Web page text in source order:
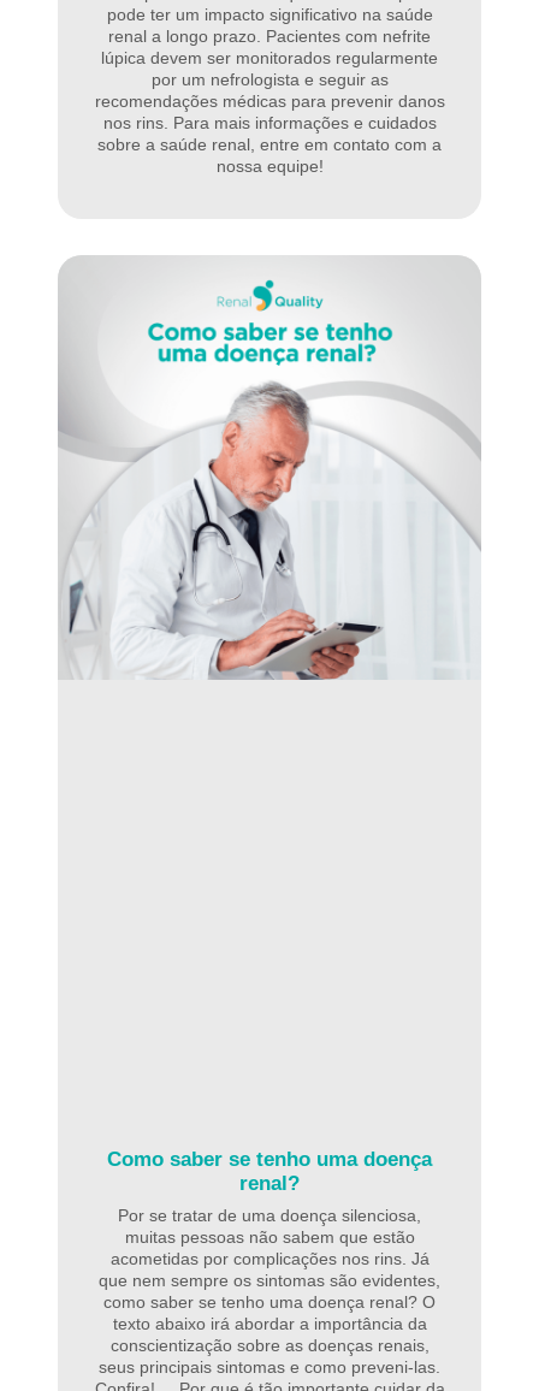
pode ter um impacto significativo na saúde
renal a longo prazo. Pacientes com nefrite
lúpica devem ser monitorados regularmente
por um nefrologista e seguir as
recomendações médicas para prevenir danos
nos rins. Para mais informações e cuidados
sobre a saúde renal, entre em contato com a
nossa equipe!
Como saber se tenho uma doença
renal?
Por se tratar de uma doença silenciosa,
muitas pessoas não sabem que estão
acometidas por complicações nos rins. Já
que nem sempre os sintomas são evidentes,
como saber se tenho uma doença renal? O
texto abaixo irá abordar a importância da
conscientização sobre as doenças renais,
seus principais sintomas e como preveni-las.